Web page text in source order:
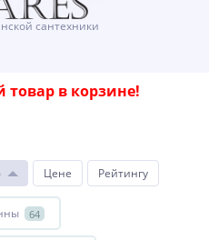
сантехники
в корзине!
Цене Рейтингу
64